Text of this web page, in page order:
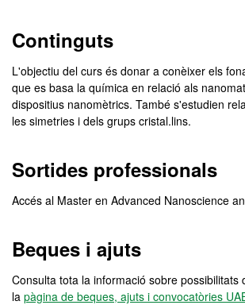
Continguts
L'objectiu del curs és donar a conèixer els
que es basa la química en relació als
dispositius nanomètrics. També s'estudien
les simetries i dels grups cristal.lins.
Sortides professionals
Accés al Master en Advanced Nanoscience
Beques i ajuts
Consulta tota la informació sobre possibilitats
la pàgina de beques, ajuts i convocatòries